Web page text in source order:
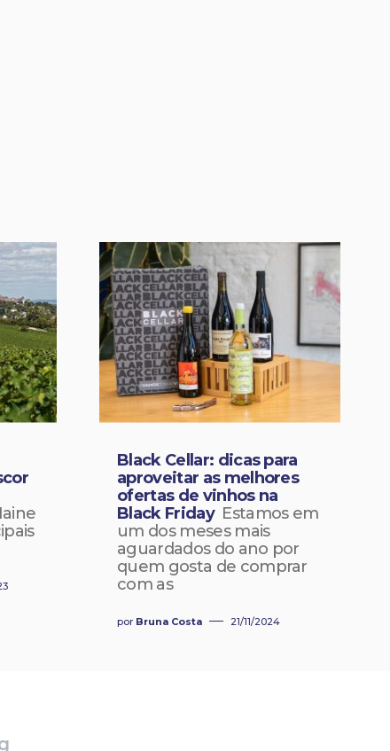
Black Cellar: dicas para
aproveitar as melhores
ofertas de vinhos na
Black Friday Estamos em
um dos meses mais
aguardados do ano por
quem gosta de comprar
com as
por Bruna Costa 21/11/2024